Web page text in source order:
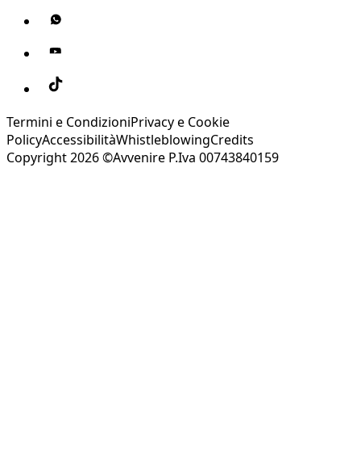
Termini e CondizioniPrivacy e Cookie
PolicyAccessibilitàWhistleblowingCredits
Copyright 2026 ©Avvenire P.Iva 00743840159